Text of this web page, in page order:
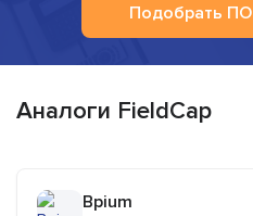
Подобрать ПО
Аналоги FieldCap
Bpium